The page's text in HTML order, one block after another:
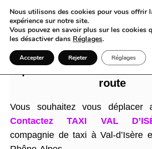
Taxi et Val-d’Isère : un
route
Vous souhaitez vous déplacer
Contactez TAXI VAL
compagnie de taxi à Val-d’Isère
Nous utilisons des cookies pour vous offrir
expérience sur notre site.
Vous pouvez en savoir plus sur les cookies
les désactiver dans Réglages.
Accepter Rejeter Réglages